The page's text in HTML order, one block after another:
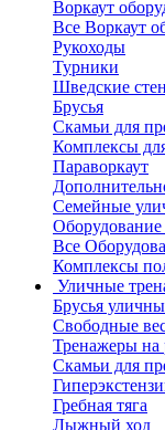
Воркаут
Все Воркаут
Рукоходы
Турники
Шведские
Брусья
Скамьи для
Комплексы
Параворкаут
Семейные
Все
Комплексы
Уличные
Брусья
Свободные
Тренажеры на
Скамьи для
Гребная тяга
Лыжный ход